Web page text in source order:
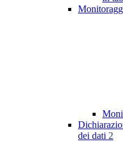
dei dati 2